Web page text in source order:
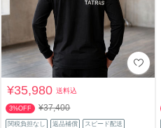
¥35,980送料込
3%OFF ¥37,400
関税負担なし 返品補償 スピード配送